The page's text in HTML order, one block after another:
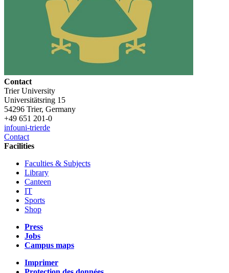
Contact
Trier University
Universitätsring 15
54296 Trier, Germany
+49 651 201-0
infouni-trierde
Contact
Facilities
Faculties & Subjects
Library
Canteen
IT
Sports
Shop
Press
Jobs
Campus maps
Imprimer